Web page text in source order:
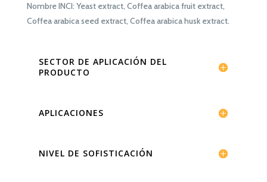
Nombre INCI: Yeast extract, Coffea arabica fruit extract,
Coffea arabica seed extract, Coffea arabica husk extract.
SECTOR DE APLICACIÓN DEL
PRODUCTO
APLICACIONES
NIVEL DE SOFISTICACIÓN